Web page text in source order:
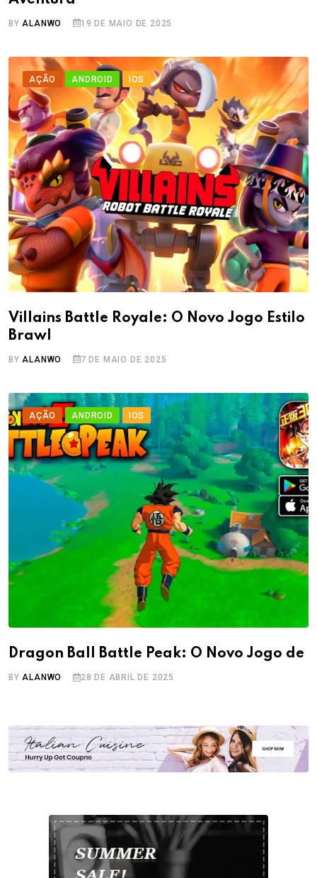
BYALANWO 19 DE MAIO DE 2025
AÇÃO ANDROID IOS
Villains Battle Royale: O Novo Jogo Estilo
Brawl
BY ALANWO 7 DE MAIO DE 2025
AÇÃO ANDROID IOS
Dragon Ball Battle Peak: O Novo Jogo de
BYALANWO 28 DE ABRIL DE 2025